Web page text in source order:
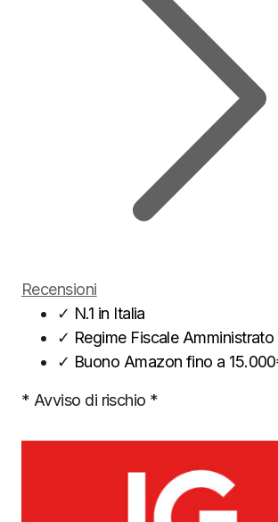
Recensioni
✓ N.1 in Italia
✓ Regime Fiscale Amministrato
✓ Buono Amazon fino a
* Avviso di rischio *